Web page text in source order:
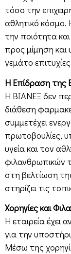
τόσο την
αθλητικό κόσμο.
την ποιότητα
προς μίμηση
γεμάτο
Η Επίδραση της
Η ΒΙΑΝΕΞ δεν
διάθεση
συμμετέχει
πρωτοβουλίες,
υγεία και τον
φιλανθρωπικών
στη βελτίωση
στηρίζει τις
Χορηγίες και
Η εταιρεία έχει
για την
Μέσω της